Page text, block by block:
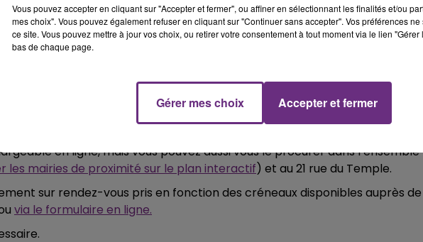
:
fréquenté une école publique de Reims ;
allé à la restauration scolaire ou au périscolaire sur Reims ;
la maternelle au cours préparatoire (CP).
du 5 mars au 31 mai 2018 pour les inscriptions scolaires et du 5 mars au
et restauration scolaire uniquement.
en ligne, mais vous pouvez aussi vous le procurer dans l’ensemble
les mairies de proximité sur le plan interactif) et au 21 rue du Temple.
sur rendez-vous pris en fonction des créneaux disponibles auprès de
via le formulaire en ligne.
Vous pouvez accepter en cliquant sur "Accepter et fermer", ou affiner en sélectionnant les finalités et/ou
mes choix". Vous pouvez également refuser en cliquant sur "Continuer sans accepter". Vos préférences
ce site. Vous pouvez mettre à jour vos choix, ou retirer votre consentement à tout moment via le lien
bas de chaque page.
Gérer mes choix Accepter et fermer